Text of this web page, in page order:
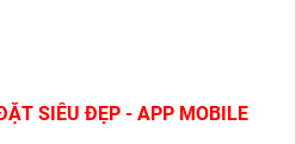
SIÊU ĐẸP - APP MOBILE